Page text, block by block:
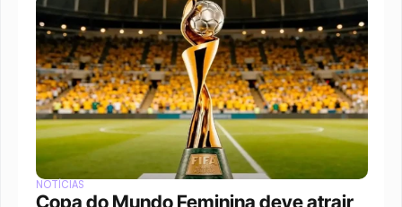
NOTÍCIAS
Copa do Mundo Feminina deve atrair